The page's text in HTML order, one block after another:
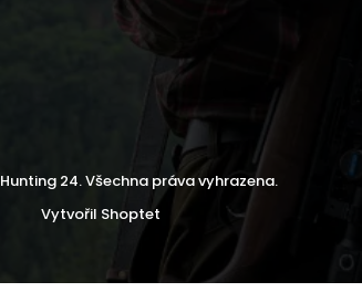
Vytvořil Shoptet
Hunting 24. Všechna práva vyhrazena.